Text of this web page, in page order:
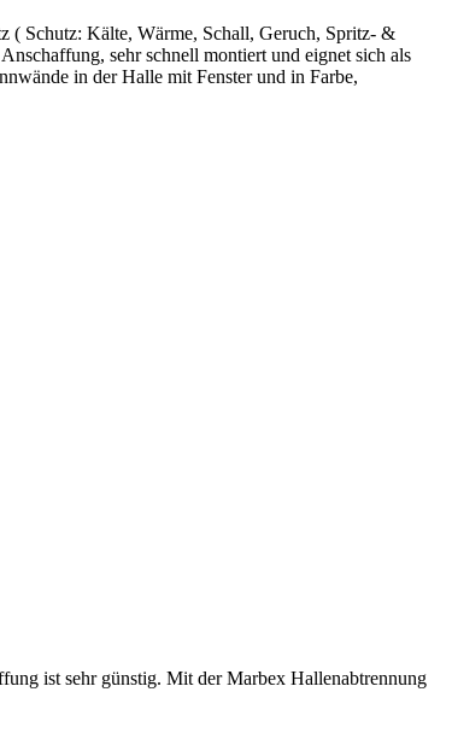
( Schutz: Kälte, Wärme, Schall, Geruch, Spritz- &
sehr schnell montiert und eignet sich als
in der Halle mit Fenster und in Farbe,
ist sehr günstig. Mit der Marbex Hallenabtrennung